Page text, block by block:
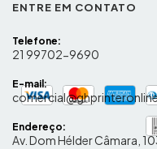
ENTRE EM CONTATO
Telefone:
21 99702-9690
E-mail:
Endereço:
Av. Dom Hélder Câmara,